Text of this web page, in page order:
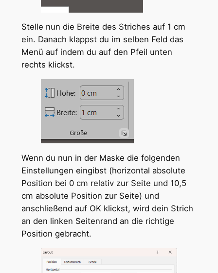
Stelle nun die Breite des Striches auf 1 cm
ein. Danach klappst du im selben Feld das
Menü auf indem du auf den Pfeil unten
rechts klickst.
Wenn du nun in der Maske die folgenden
Einstellungen eingibst (horizontal absolute
Position bei 0 cm relativ zur Seite und 10,5
cm absolute Position zur Seite) und
anschließend auf OK klickst, wird dein Strich
an den linken Seitenrand an die richtige
Position gebracht.